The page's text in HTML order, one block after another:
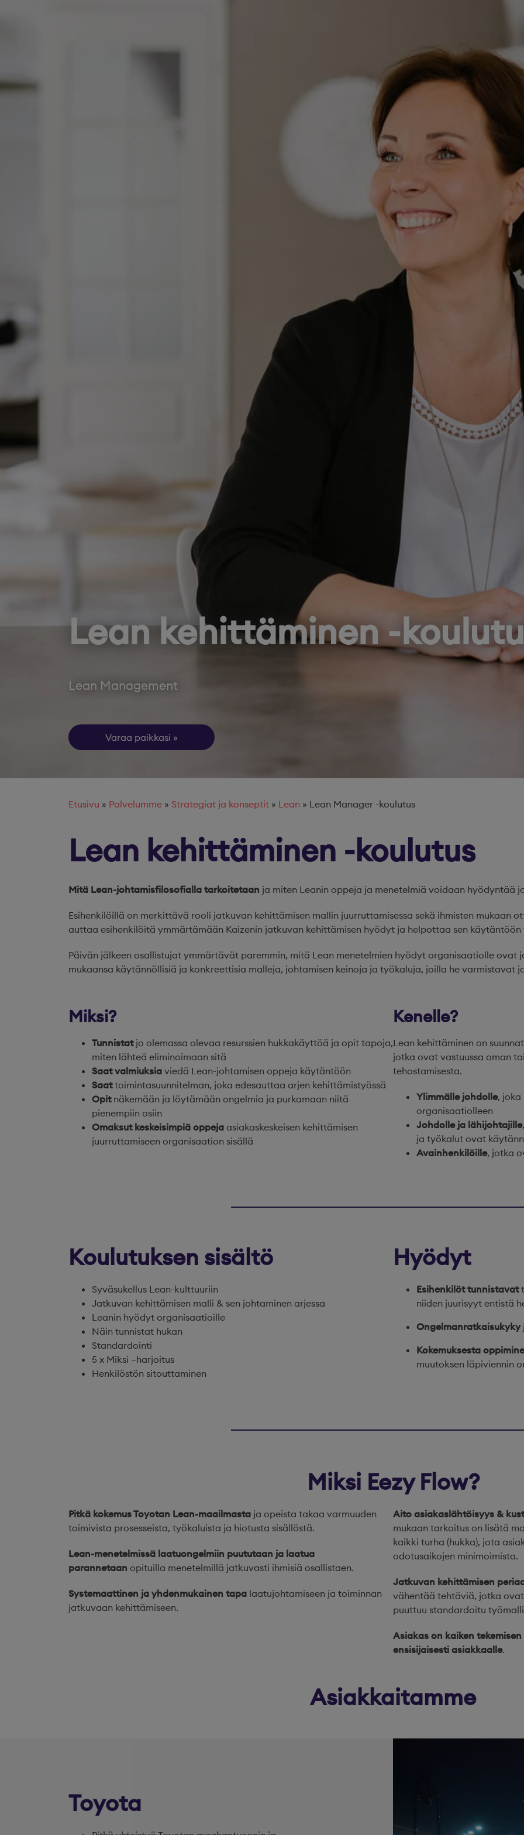
Lean kehittäminen -
Lean Management
Varaa paikkasi
Etusivu » Palvelumme » Strategiat ja konseptit » Lean » Lean Manager -koulutus
Lean kehittäminen -koulutus
Mitä Lean-johtamisfilosofialla tarkoitetaan ja miten Leanin oppeja ja menetelmiä voidaan hyödyntää
Esihenkilöillä on merkittävä rooli jatkuvan kehittämisen mallin juurruttamisessa sekä ihmisten mukaan
auttaa esihenkilöitä ymmärtämään Kaizenin jatkuvan kehittämisen hyödyt ja helpottaa sen käytäntöön
Päivän jälkeen osallistujat ymmärtävät paremmin, mitä Lean menetelmien hyödyt organisaatiolle ovat
mukaansa käytännöllisiä ja konkreettisia malleja, johtamisen keinoja ja työkaluja, joilla he varmistavat
Miksi?
Tunnistatjo olemassa olevaa resurssien hukkakäyttöä ja opit tapoja,
miten lähteä eliminoimaan sitä
Saat valmiuksia viedä Lean-johtamisen oppeja käytäntöön
Saattoimintasuunnitelman, joka edesauttaa arjen kehittämistyössä
Opit näkemään ja löytämään ongelmia ja purkamaan niitä
pienempiin osiin
Omaksut keskeisimpiä oppeja asiakaskeskeisen kehittämisen
juurruttamiseen organisaation sisällä
Kenelle?
Lean kehittäminen on
jotka ovat vastuussa oman
tehostamisesta.
Ylimmälle johdolle, joka
organisaatiolleen
Johdolle ja lähijohtajille
ja työkalut ovat
Avainhenkilöille, jotka
Koulutuksen sisältö
Syväsukellus Lean-kulttuuriin
Jatkuvan kehittämisen malli & sen johtaminen arjessa
Leanin hyödyt organisaatioille
Näin tunnistat hukan
Standardointi
5 x Miksi –harjoitus
Henkilöstön sitouttaminen
Hyödyt
Esihenkilöt tunnistavat
niiden juurisyyt entistä
Ongelmanratkaisukyky
Kokemuksesta
muutoksen läpiviennin
Miksi Eezy Flow?
Pitkä kokemus Toyotan Lean-maailmasta ja opeista takaa varmuuden
toimivista prosesseista, työkaluista ja hiotusta sisällöstä.
Lean-menetelmissä laatuongelmiin puututaan ja laatua
parannetaan opituilla menetelmillä jatkuvasti ihmisiä osallistaen.
Systemaattinen ja yhdenmukainen tapa laatujohtamiseen ja toiminnan
jatkuvaan kehittämiseen.
Aito asiakaslähtöisyys &
mukaan tarkoitus on lisätä
kaikki turha (hukka), jota
odotusaikojen minimoimista.
Jatkuvan kehittämisen
vähentää tehtäviä, jotka
puuttuu standardoitu
Asiakas on kaiken
ensisijaisesti asiakkaalle.
Asiakkaitamme
Toyota